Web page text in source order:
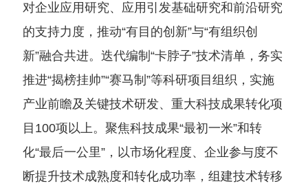
对企业应用研究、应用引发基础研究和前沿研究
的支持力度，推动“有目的创新”与“有组织创
新”融合共进。迭代编制“卡脖子”技术清单，务实
推进“揭榜挂帅”“赛马制”等科研项目组织，实施
产业前瞻及关键技术研发、重大科技成果转化项
目100项以上。聚焦科技成果“最初一米”和转
化“最后一公里”，以市场化程度、企业参与度不
断提升技术成熟度和转化成功率，组建技术转移